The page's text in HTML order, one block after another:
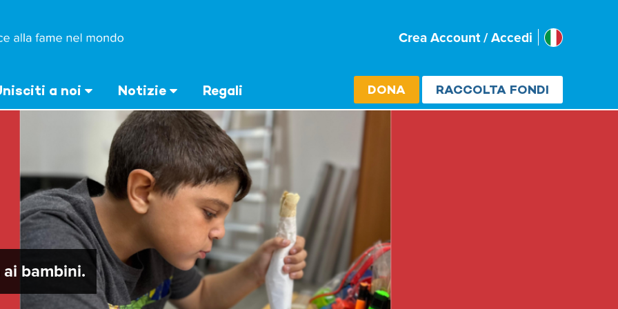
Crea Account / Accedi Select
Italia
a noi Notizie Regali DONA RACCOLTA FONDI
bambini.